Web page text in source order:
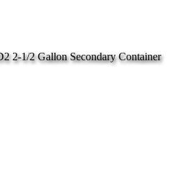
2-1/2 Gallon Secondary Container